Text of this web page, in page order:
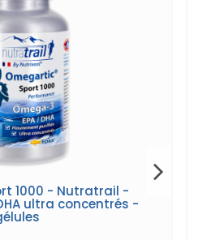
1000 - Nutratrail -
ultra concentrés -